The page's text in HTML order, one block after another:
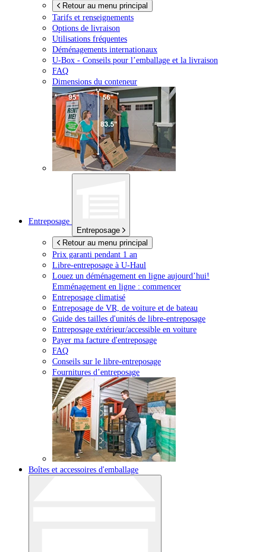
Retour au menu principal
Tarifs et renseignements
Options de livraison
Utilisations fréquentes
Déménagements internationaux
U-Box - Conseils pour l’emballage et la livraison
FAQ
Dimensions du conteneur
Entreposage
Entreposage
Retour au menu principal
Prix garanti pendant 1 an
Libre-entreposage à U-Haul
Louez un déménagement en ligne aujourd’hui!
Emménagement en ligne : commencer
Entreposage climatisé
Entreposage de VR, de voiture et de bateau
Guide des tailles d'unités de libre-entreposage
Entreposage extérieur/accessible en voiture
Payer ma facture d'entreposage
FAQ
Conseils sur le libre-entreposage
Fournitures d’entreposage
Boîtes et accessoires d'emballage